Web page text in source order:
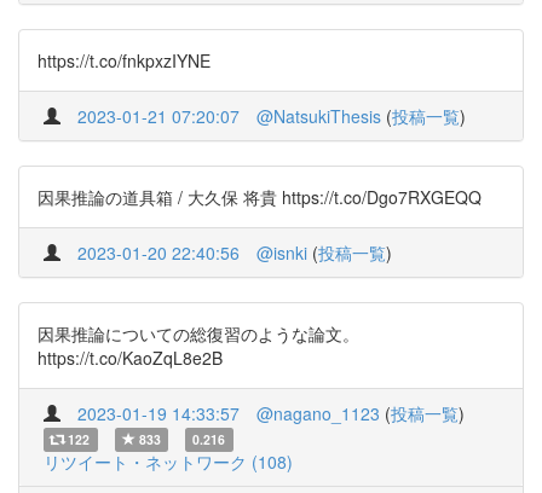
https://t.co/fnkpxzIYNE
2023-01-21 07:20:07 @NatsukiThesis (投稿一覧)
因果推論の道具箱 / 大久保 将貴 https://t.co/Dgo7RXGEQQ
2023-01-20 22:40:56 @isnki (投稿一覧)
因果推論についての総復習のような論文。
https://t.co/KaoZqL8e2B
2023-01-19 14:33:57 @nagano_1123 (投稿一覧)
122 833 0.216
リツイート・ネットワーク (108)